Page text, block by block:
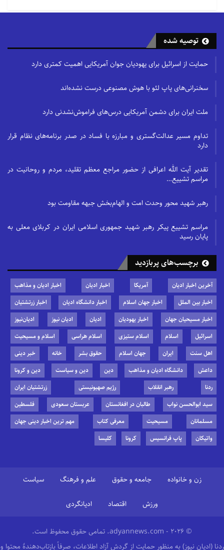
توصیه شده
حمایت از اسرائیل برای یهودیان جوان آمریکایی اهمیت کمتری دارد
سخنرانی‌های پاپ لئو با هوش مصنوعی درست نشده‌اند
ملت ایران برای دشمن آمریکایی درس‌های فراموش‌نشدنی دارد
تداوم مسیر عدالت‌گستری و مبارزه با فساد در صدر برنامه‌های نظام قرار
دارد
تقدیر آیت الله اعرافی از حضور مراجع معظم تقلید، مردم و روحانیت در
مراسم تشییع…
رهبر شهید محور وحدت امت و الهام‌بخش جبهه مقاومت بود
مراسم تشییع پیکر رهبر شهید جمهوری اسلامی ایران در کربلای معلی به
پایان رسید
برچسب‌های پربازدید
آخرین اخبار ادیان آمریکا اخبار ادیان
اخبار ادیان و مذاهب
اخبار بین الملل
اخبار جهان اسلام اخبار دانشگاه ادیان
اخبار زرتشتیان
اخبار مسیحیان جهان
اخبار یهودیان ادیان ادیان نیوز
ادیان‌نیوز
اسرائیل
اسلام اسلام ستیزی اسلام هراسی
اسلام و مسیحیت
اهل سنت
ایران جهان اسلام حقوق بشر خانه
خبر دینی
داعش
دانشگاه ادیان و مذاهب دین دین و سیاست
دین و کرونا
ردنا
رهبر انقلاب رژیم صهیونیستی
زرتشتیان ایران
سید ابوالحسن نواب
طالبان در افغانستان عربستان سعودی
فلسطین
مسلمانان
مسیحیت معرفی کتاب
مهم ترین اخبار دینی جهان
واتیکان
پاپ فرانسیس کرونا کلیسا
زن و خانواده جامعه و حقوق علم و فرهنگ سیاست
ورزش اقتصاد ادیانگردی
© 2026 - adyannews.com. تمامی حقوق محفوظ است.
ردنا (ادیان نیوز) به منظور حمایت از گردش آزاد اطلاعات، صرفاً بازتاب‌دهندهٔ محتوا و